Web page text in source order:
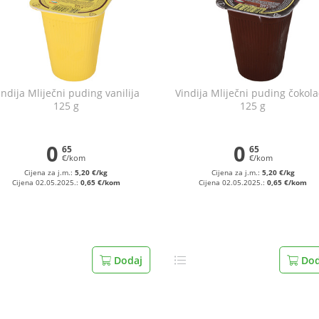
Mliječni puding vanilija
125 g
0 65
€/kom
Cijena za j.m.:5,20 €/kg
Cijena 02.05.2025.: 0,65 €/kom
Dodaj
Vindija Mliječni puding
125 g
0 65
€/kom
Cijena za j.m.: 5,20 €/kg
Cijena 02.05.2025.:0,65 €/kom